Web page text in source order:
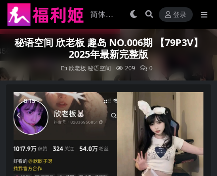
登录
秘语空间 欣老板 趣岛 NO.006期 【79P3V】
2025年最新完整版
欣老板 秘语空间 209 0